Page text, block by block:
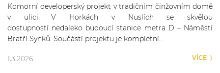
Komorní developerský projekt v tradičním činžovním domě
v ulici V Horkách v Nuslích se skvělou
dostupností nedaleko budoucí stanice metra D – Náměstí
Bratří Synků. Součástí projektu je kompletní…
1.3.2026 VÍCE